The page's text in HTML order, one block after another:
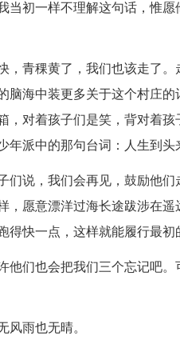
初一样不理解这句话，惟愿
青稞黄了，我们也该走了。
脑海中装更多关于这个村庄
，对着孩子们是笑，背对着
年派中的那句台词：人生到
说，我们会再见，鼓励他们
，愿意漂洋过海长途跋涉在
得快一点，这样就能履行最
们也会把我们三个忘记吧。
雨也无晴。